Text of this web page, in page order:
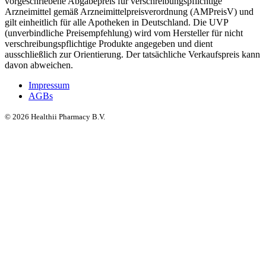
Arzneimittel gemäß Arzneimittelpreisverordnung (AMPreisV) und
gilt einheitlich für alle Apotheken in Deutschland. Die UVP
(unverbindliche Preisempfehlung) wird vom Hersteller für nicht
verschreibungspflichtige Produkte angegeben und dient
ausschließlich zur Orientierung. Der tatsächliche Verkaufspreis kann
davon abweichen.
Impressum
AGBs
© 2026 Healthii Pharmacy B.V.